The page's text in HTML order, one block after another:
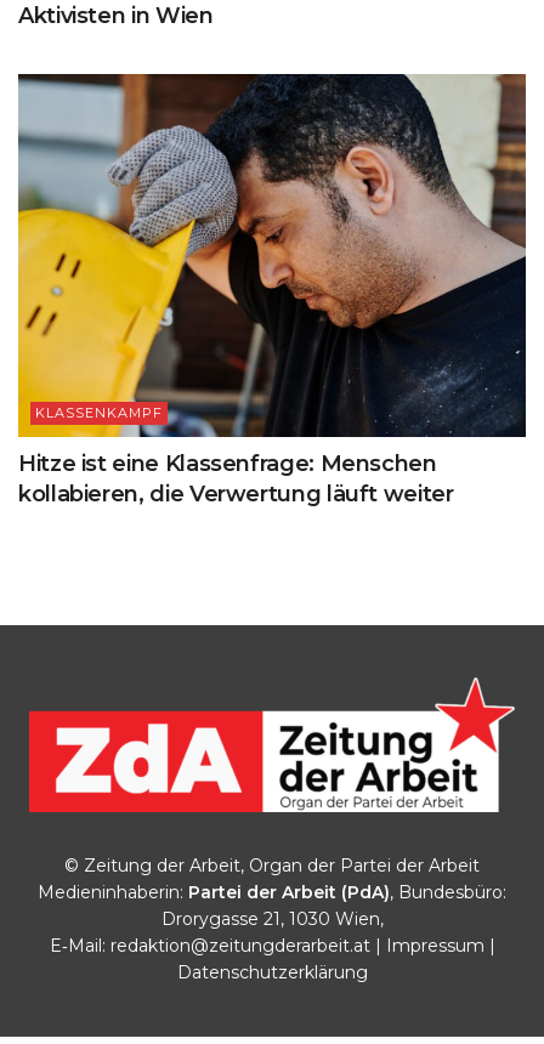
Aktivisten in Wien
KLASSENKAMPF
Hitze ist eine Klassenfrage: Menschen
kollabieren, die Verwertung läuft weiter
© Zeitung der Arbeit, Organ der Partei der Arbeit
Medieninhaberin: Partei der Arbeit (PdA), Bundesbüro:
Drorygasse 21, 1030 Wien,
E‑Mail: redaktion@zeitungderarbeit.at| Impressum |
Datenschutzerklärung